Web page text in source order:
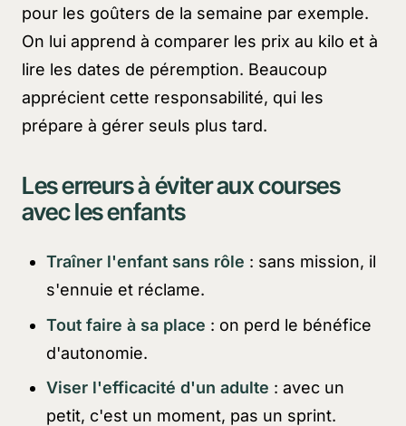
pour les goûters de la semaine par exemple.
On lui apprend à comparer les prix au kilo et à
lire les dates de péremption. Beaucoup
apprécient cette responsabilité, qui les
prépare à gérer seuls plus tard.
Les erreurs à éviter aux courses
avec les enfants
Traîner l'enfant sans rôle : sans mission, il
s'ennuie et réclame.
Tout faire à sa place : on perd le bénéfice
d'autonomie.
Viser l'efficacité d'un adulte : avec un
petit, c'est un moment, pas un sprint.